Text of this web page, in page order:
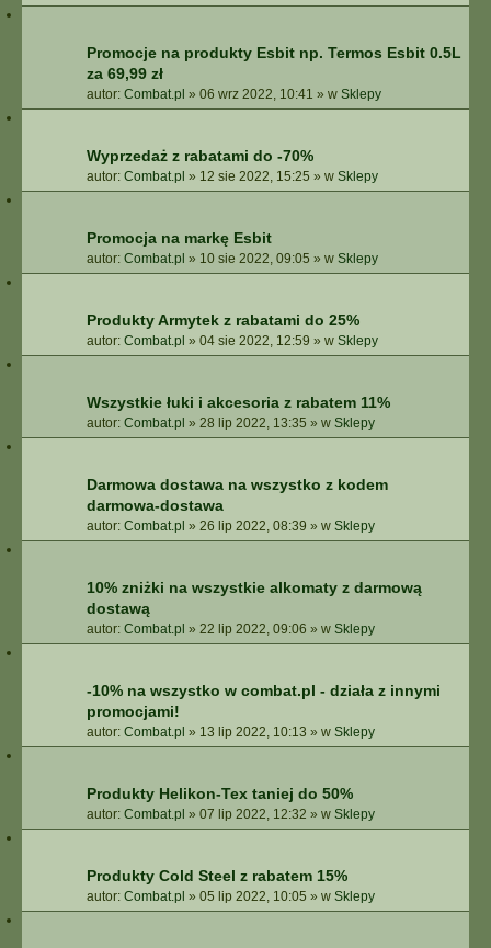
Promocje na produkty Esbit np. Termos Esbit 0.5L
za 69,99 zł
autor: Combat.pl » 06 wrz 2022, 10:41 » w Sklepy
Wyprzedaż z rabatami do -70%
autor: Combat.pl » 12 sie 2022, 15:25 » w Sklepy
Promocja na markę Esbit
autor: Combat.pl » 10 sie 2022, 09:05 » w Sklepy
Produkty Armytek z rabatami do 25%
autor: Combat.pl » 04 sie 2022, 12:59 » w Sklepy
Wszystkie łuki i akcesoria z rabatem 11%
autor: Combat.pl » 28 lip 2022, 13:35 » w Sklepy
Darmowa dostawa na wszystko z kodem
darmowa-dostawa
autor: Combat.pl » 26 lip 2022, 08:39 » w Sklepy
10% zniżki na wszystkie alkomaty z darmową
dostawą
autor: Combat.pl » 22 lip 2022, 09:06 » w Sklepy
-10% na wszystko w combat.pl - działa z innymi
promocjami!
autor: Combat.pl » 13 lip 2022, 10:13 » w Sklepy
Produkty Helikon-Tex taniej do 50%
autor: Combat.pl » 07 lip 2022, 12:32 » w Sklepy
Produkty Cold Steel z rabatem 15%
autor: Combat.pl » 05 lip 2022, 10:05 » w Sklepy